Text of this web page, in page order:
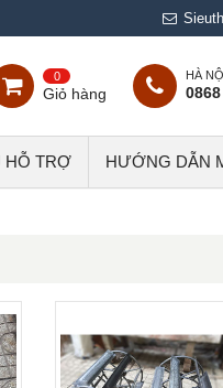
0
Giỏ hàng
HÀ
HỖ TRỢ HƯỚNG DẪN